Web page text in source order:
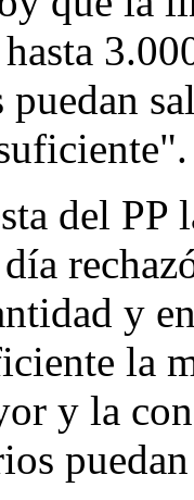
del PP
y
la
y la